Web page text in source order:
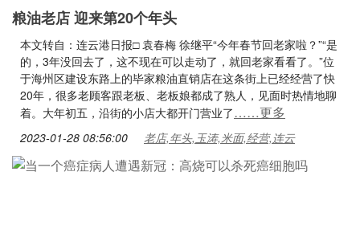
粮油老店 迎来第20个年头
本文转自：连云港日报□ 袁春梅 徐继平“今年春节回老家啦？”“是
的，3年没回去了，这不现在可以走动了，就回老家看看了。”位
于海州区建设东路上的毕家粮油直销店在这条街上已经经营了快
20年，很多老顾客跟老板、老板娘都成了熟人，见面时热情地聊
着。大年初五，沿街的小店大都开门营业了……更多
2023-01-28 08:56:00 老店,年头,玉涛,米面,经营,连云